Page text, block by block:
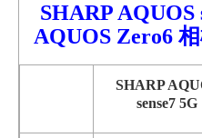
SHARP AQUOS
AQUOS Zero6
SHARP
sense7 5G